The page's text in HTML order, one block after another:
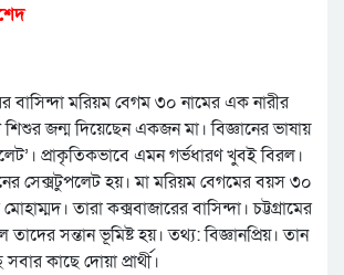
বাসিন্দা মরিয়ম বেগম ৩০ নামের এক নারীর
জন্ম দিয়েছেন একজন মা। বিজ্ঞানের ভাষায়
প্রাকৃতিকভাবে এমন গর্ভধারণ খুবই বিরল।
সেক্সটুপলেট হয়। মা মরিয়ম বেগমের বয়স ৩০
তারা কক্সবাজারের বাসিন্দা। চট্টগ্রামের
তাদের সন্তান ভূমিষ্ট হয়। তথ্য: বিজ্ঞানপ্রিয়। তান
কাছে দোয়া প্রার্থী।